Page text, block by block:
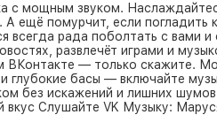
с мощным звуком.
А ещё помурчит, если
всегда рада поболтать с вами и
развлечёт играми и
ВКонтакте — только скажите.
глубокие басы — включайте
без искажений и лишних
вкус Слушайте VK Музыку: